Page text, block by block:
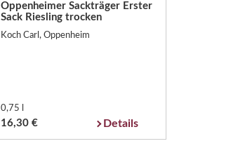
Oppenheimer Sackträger Erster
Sack Riesling trocken
Koch Carl, Oppenheim
0,75 l
16,30 € Details